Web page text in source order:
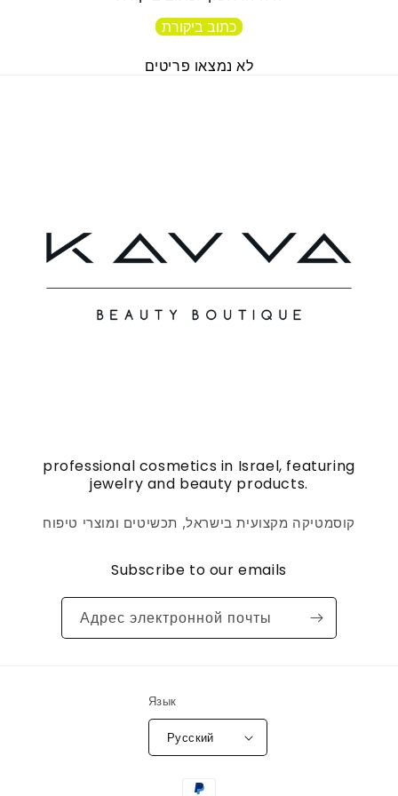
כתוב ביקורת
לא נמצאו פריטים
professional cosmetics in Israel, featuring
jewelry and beauty products.
קוסמטיקה מקצועית בישראל, תכשיטים ומוצרי טיפוח
Subscribe to our emails
Адрес электронной почты
Язык
Русский
Способы